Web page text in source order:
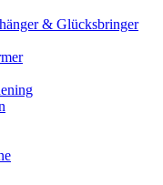
& Glücksbringer